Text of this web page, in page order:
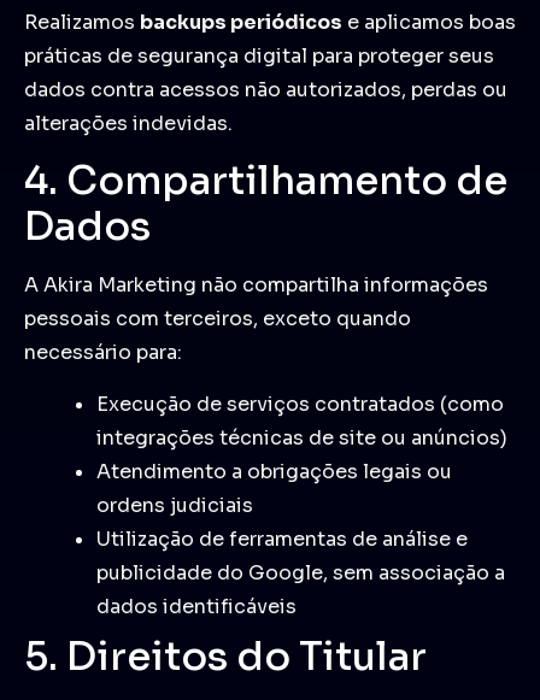
Realizamos backups periódicos e aplicamos boas
práticas de segurança digital para proteger seus
dados contra acessos não autorizados, perdas ou
alterações indevidas.
4. Compartilhamento de
Dados
A Akira Marketing não compartilha informações
pessoais com terceiros, exceto quando
necessário para:
Execução de serviços contratados (como
integrações técnicas de site ou anúncios)
Atendimento a obrigações legais ou
ordens judiciais
Utilização de ferramentas de análise e
publicidade do Google, sem associação a
dados identificáveis
5. Direitos do Titular